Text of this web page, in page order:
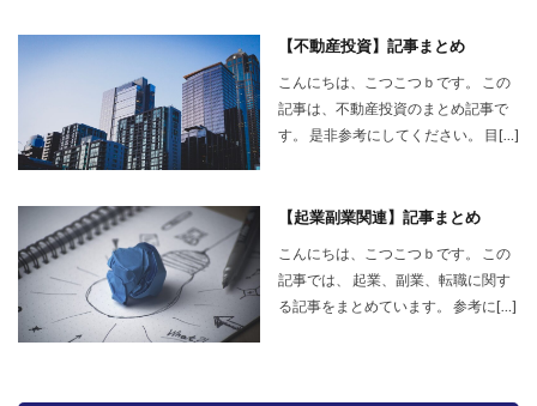
【不動産投資】記事まとめ
こんにちは、こつこつｂです。 この
記事は、不動産投資のまとめ記事で
す。 是非参考にしてください。 目[…]
【起業副業関連】記事まとめ
こんにちは、こつこつｂです。 この
記事では、 起業、副業、転職に関す
る記事をまとめています。 参考に[…]